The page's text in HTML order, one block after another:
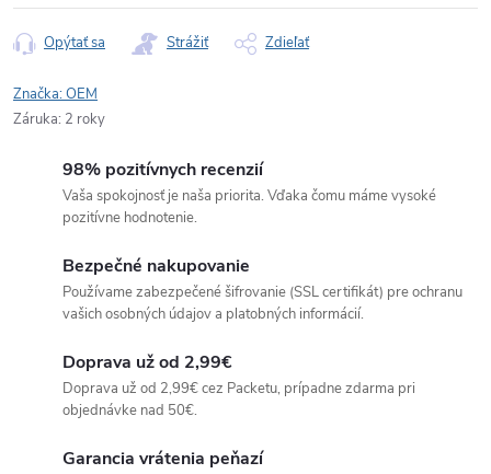
Opýtať sa Strážiť Zdieľať
Značka:OEM
Záruka: 2 roky
98% pozitívnych recenzií
Vaša spokojnosť je naša priorita. Vďaka čomu máme vysoké
pozitívne hodnotenie.
Bezpečné nakupovanie
Používame zabezpečené šifrovanie (SSL certifikát) pre ochranu
vašich osobných údajov a platobných informácií.
Doprava už od 2,99€
Doprava už od 2,99€ cez Packetu, prípadne zdarma pri
objednávke nad 50€.
Garancia vrátenia peňazí